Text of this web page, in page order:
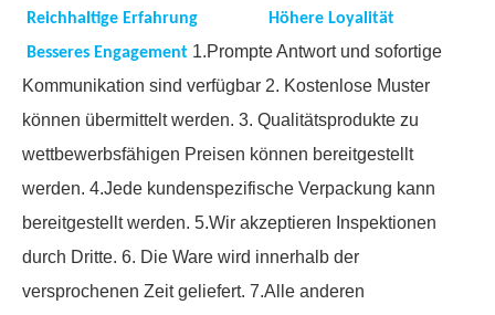
Reichhaltige Erfahrung
Höhere Loyalität
Besseres Engagement 1.Prompte Antwort und sofortige
Kommunikation sind verfügbar 2. Kostenlose Muster
können übermittelt werden. 3. Qualitätsprodukte zu
wettbewerbsfähigen Preisen können bereitgestellt
werden. 4.Jede kundenspezifische Verpackung kann
bereitgestellt werden. 5.Wir akzeptieren Inspektionen
durch Dritte. 6. Die Ware wird innerhalb der
versprochenen Zeit geliefert. 7.Alle anderen